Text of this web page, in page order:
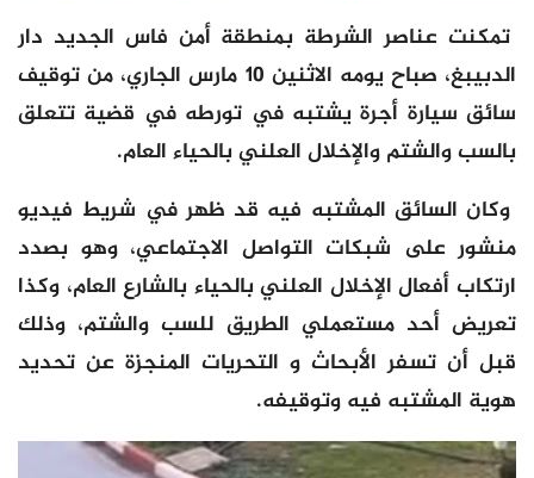
تمكنت عناصر الشرطة بمنطقة أمن فاس الجديد دار
الدبيبغ، صباح يومه الاثنين 10 مارس الجاري، من توقيف
سائق سيارة أجرة يشتبه في تورطه في قضية تتعلق
بالسب والشتم والإخلال العلني بالحياء العام.
وكان السائق المشتبه فيه قد ظهر في شريط فيديو
منشور على شبكات التواصل الاجتماعي، وهو بصدد
ارتكاب أفعال الإخلال العلني بالحياء بالشارع العام، وكذا
تعريض أحد مستعملي الطريق للسب والشتم، وذلك
قبل أن تسفر الأبحاث و التحريات المنجزة عن تحديد
هوية المشتبه فيه وتوقيفه.